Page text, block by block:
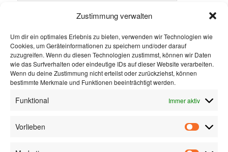
Zustimmung verwalten
Um dir ein optimales Erlebnis zu bieten, verwenden wir Technologien wie
Cookies, um Geräteinformationen zu speichern und/oder darauf
zuzugreifen. Wenn du diesen Technologien zustimmst, können wir Daten
wie das Surfverhalten oder eindeutige IDs auf dieser Website verarbeiten.
Wenn du deine Zustimmung nicht erteilst oder zurückziehst, können
bestimmte Merkmale und Funktionen beeinträchtigt werden.
Funktional Immer aktiv
Vorlieben
auch in diesem Jahr findet wieder unsere Vereinsregatta
Termin ist der 20.07.2019. Steuermannsbesprechung um 10:00
am Seglerstüberl
Es sind alle Segelboote zugelassen und werden nach Yardstick
Up und Down Läufe je nach Windverhältnissen.
>> hier anmelden